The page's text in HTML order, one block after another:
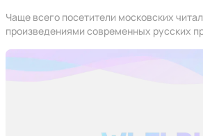
Чаще всего посетители московских
произведениями современных русских